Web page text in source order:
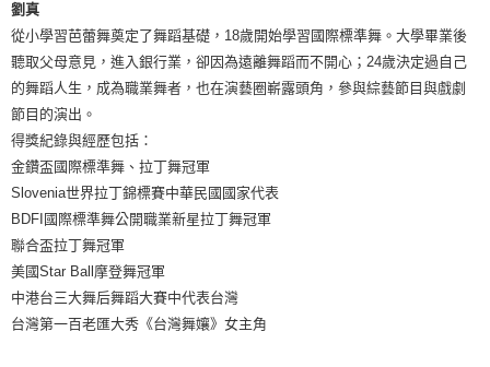
劉真
從小學習芭蕾舞奠定了舞蹈基礎，18歲開始學習國際標準舞。大學畢業後
聽取父母意見，進入銀行業，卻因為遠離舞蹈而不開心；24歲決定過自己
的舞蹈人生，成為職業舞者，也在演藝圈嶄露頭角，參與綜藝節目與戲劇
節目的演出。
得獎紀錄與經歷包括：
金鑽盃國際標準舞、拉丁舞冠軍
Slovenia世界拉丁錦標賽中華民國國家代表
BDFI國際標準舞公開職業新星拉丁舞冠軍
聯合盃拉丁舞冠軍
美國Star Ball摩登舞冠軍
中港台三大舞后舞蹈大賽中代表台灣
台灣第一百老匯大秀《台灣舞孃》女主角